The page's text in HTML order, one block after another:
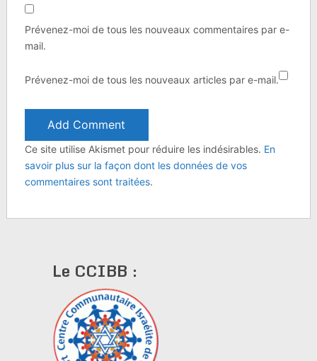
Prévenez-moi de tous les nouveaux commentaires par e-
mail.
Prévenez-moi de tous les nouveaux articles par e-mail.
Ce site utilise Akismet pour réduire les indésirables. En
savoir plus sur la façon dont les données de vos
commentaires sont traitées.
Le CCIBB :